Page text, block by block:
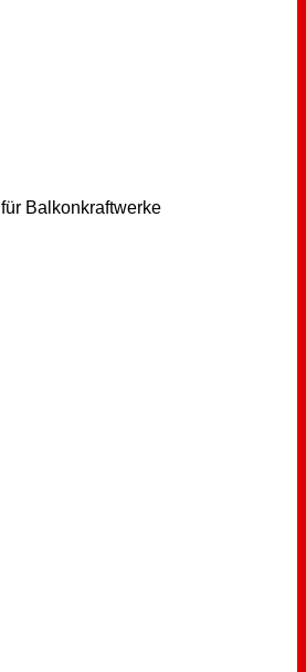
für Balkonkraftwerke